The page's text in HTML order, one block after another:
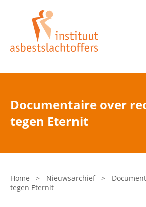
Heeft u Mesothelioom?
Heeft u Asbestose?
Asbest en Gezondheid
Laatste nieuws
Onze organisatie
Documentaire over
tegen Eternit
Home > Nieuwsarchief >
tegen Eternit